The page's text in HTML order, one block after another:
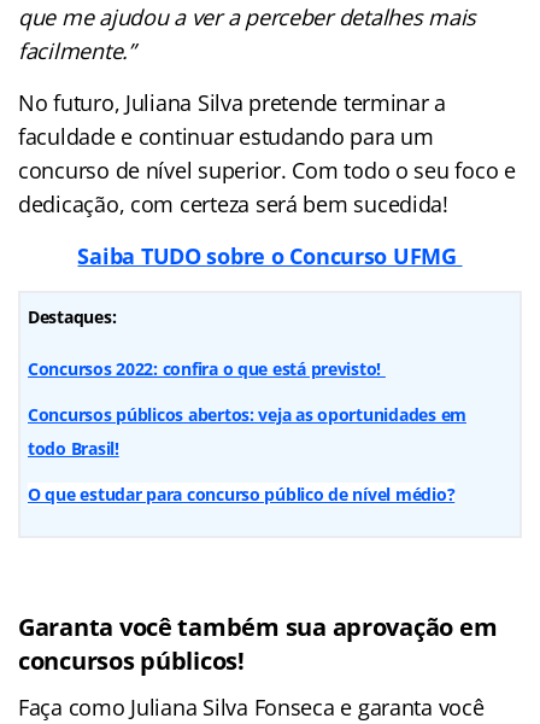
que me ajudou a ver a perceber detalhes mais
facilmente.”
No futuro, Juliana Silva pretende terminar a
faculdade e continuar estudando para um
concurso de nível superior. Com todo o seu foco e
dedicação, com certeza será bem sucedida!
Saiba TUDO sobre o Concurso UFMG
Destaques:
Concursos 2022: confira o que está previsto!
Concursos públicos abertos: veja as oportunidades em
todo Brasil!
O que estudar para concurso público de nível médio?
Garanta você também sua aprovação em
concursos públicos!
Faça como Juliana Silva Fonseca e garanta você